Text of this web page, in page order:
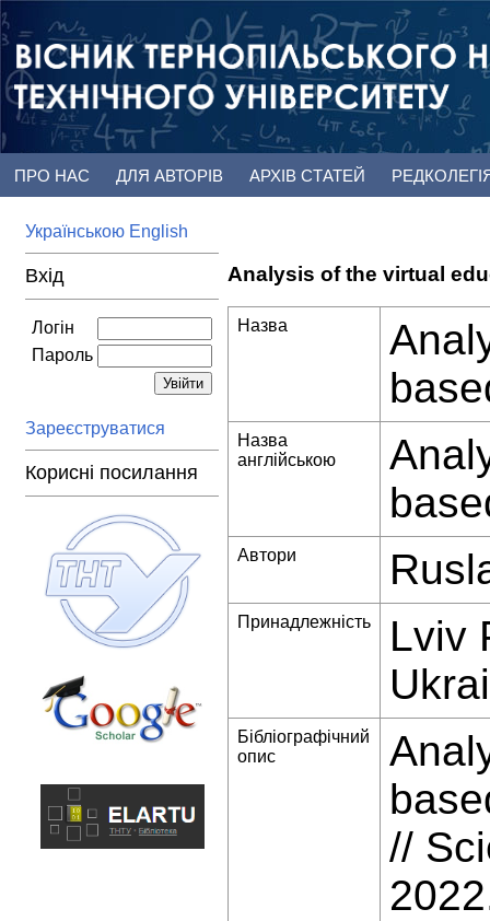
ПРО НАС ДЛЯ АВТОРІВ АРХІВ СТАТЕЙ
Українською English
Вхід
Логін
Пароль
Зареєструватися
Корисні посилання
Analysis of the virtual
Назва
Назва
англійською
Автори
Принадлежність
Lviv
Бібліографічний
опис
//